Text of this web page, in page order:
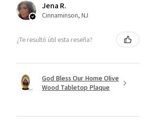
Jena R.
Cinnaminson, NJ
¿Te resultó útil esta reseña?
God Bless Our Home Olive
Wood Tabletop Plaque